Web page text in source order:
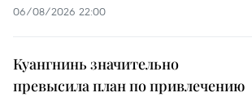
06/08/2026 22:00
Куангнинь значительно
превысила план по привлечению